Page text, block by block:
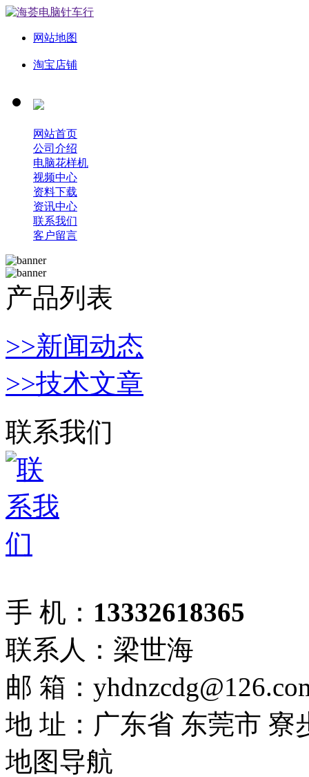
网站地图
淘宝店铺
网站首页
公司介绍
电脑花样机
视频中心
资料下载
资讯中心
联系我们
客户留言
产品列表
>>新闻动态
>>技术文章
联系我们
手 机： 13332618365
联系人：梁世海
邮 箱：
地 址：广东省 东莞市 寮
地图导航